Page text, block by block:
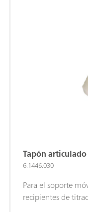
Tapón
6.1446.030
Para el soporte
recipientes de